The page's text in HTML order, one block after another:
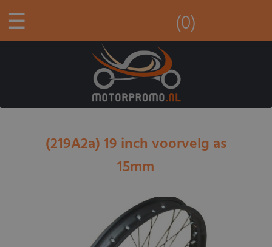
☰ (0)
(219A2a) 19 inch voorvelg as
15mm